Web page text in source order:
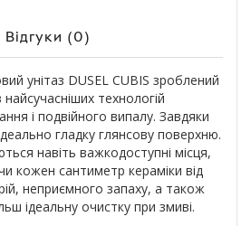
Відгуки (0)
унітаз DUSEL CUBIS зроблений
технологій
і подвійного випалу. Завдяки
гладку глянсову поверхню.
навіть важкодоступні місця,
кожен сантиметр кераміки від
неприємного запаху, а також
ідеальну очистку при змиві.